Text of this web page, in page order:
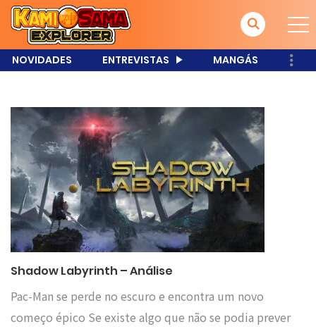
NOVIDADES ENTREVISTAS MANGÁS
Shadow Labyrinth – Análise
Pac-Man se perde no escuro e encontra um novo
começo épico Se existe algo que não se podia prever